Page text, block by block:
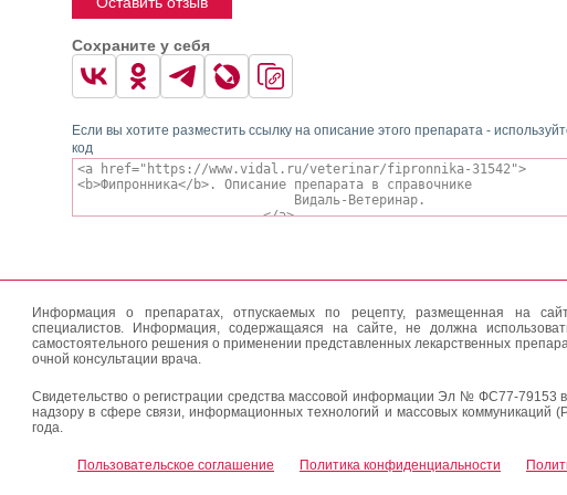
Сохраните у себя
Если вы хотите разместить ссылку на описание этого препарата -
код
Информация о препаратах, отпускаемых по рецепту, размещенная на
специалистов. Информация, содержащаяся на сайте, не должна
самостоятельного решения о применении представленных лекарственных
очной консультации врача.
Свидетельство о регистрации средства массовой информации Эл № ФС77-79153
надзору в сфере связи, информационных технологий и массовых коммуникаций
года.
Пользовательское соглашение Политика конфиденциальности